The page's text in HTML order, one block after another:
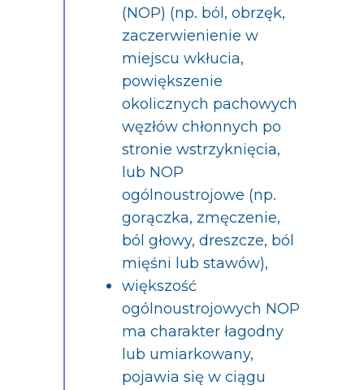
(NOP) (np. ból, obrzęk,
zaczerwienienie w
miejscu wkłucia,
powiększenie
okolicznych pachowych
węzłów chłonnych po
stronie wstrzyknięcia,
lub NOP
ogólnoustrojowe (np.
gorączka, zmęczenie,
ból głowy, dreszcze, ból
mięśni lub stawów),
większość
ogólnoustrojowych NOP
ma charakter łagodny
lub umiarkowany,
pojawia się w ciągu